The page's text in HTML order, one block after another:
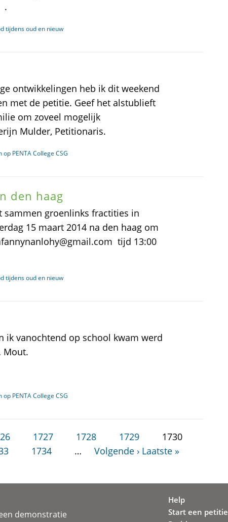
.
tijdens oud en nieuw
ontwikkelingen heb ik dit weekend
met de petitie. Geef het alstublieft
om zoveel mogelijk
Mulder, Petitionaris.
PENTA College CSG
den haag
groenlinks fractities in
15 maart 2014 na den haag om
tijd 13:00
tijdens oud en nieuw
ik vanochtend op school kwam werd
Mout.
PENTA College CSG
1727 1728 1729
1730
1734 … Volgende › Laatste »
demonstratie
Help
Start een petitie